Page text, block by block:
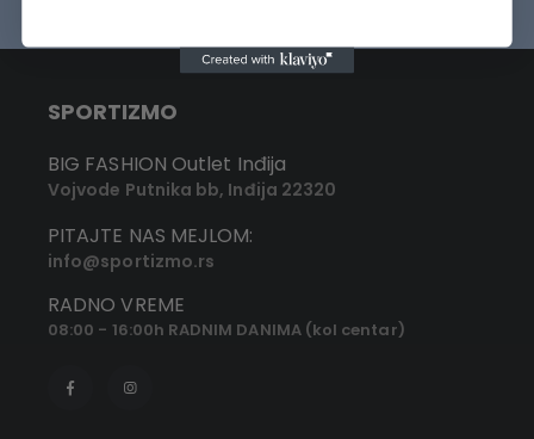
SPORTIZMO
BIG FASHION Outlet Inđija
Vojvode Putnika bb, Inđija 22320
PITAJTE NAS MEJLOM:
info@sportizmo.rs
RADNO VREME
08:00 - 16:00h RADNIM DANIMA (kol centar)